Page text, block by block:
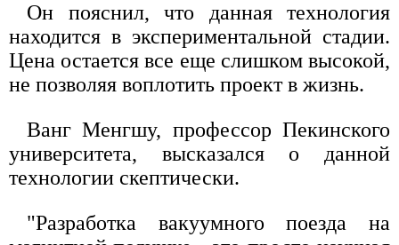
Он пояснил, что данная технология
находится в экспериментальной стадии.
Цена остается все еще слишком высокой,
не позволяя воплотить проект в жизнь.
Ванг Менгшу, профессор Пекинского
университета, высказался о данной
технологии скептически.
"Разработка вакуумного поезда на